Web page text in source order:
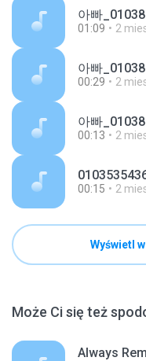
아빠
01:09 2
아빠
00:29 2
아빠
00:13 2
00:15 2
Wyświetl
Może Ci się też
Always